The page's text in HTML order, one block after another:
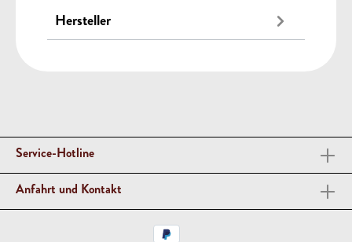
Hersteller
Service-Hotline
Anfahrt und Kontakt